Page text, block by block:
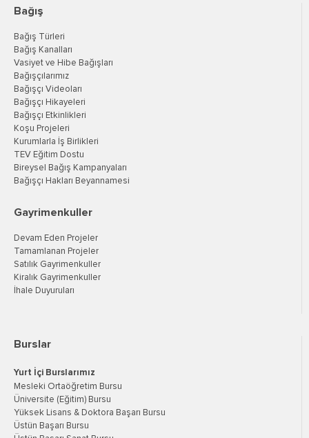
Bağış
Bağış Türleri
Bağış Kanalları
Vasiyet ve Hibe Bağışları
Bağışçılarımız
Bağışçı Videoları
Bağışçı Hikayeleri
Bağışçı Etkinlikleri
Koşu Projeleri
Kurumlarla İş Birlikleri
TEV Eğitim Dostu
Bireysel Bağış Kampanyaları
Bağışçı Hakları Beyannamesi
Gayrimenkuller
Devam Eden Projeler
Tamamlanan Projeler
Satılık Gayrimenkuller
Kiralık Gayrimenkuller
İhale Duyuruları
Burslar
Yurt İçi Burslarımız
Mesleki Ortaöğretim Bursu
Üniversite (Eğitim) Bursu
Yüksek Lisans & Doktora Başarı Bursu
Üstün Başarı Bursu